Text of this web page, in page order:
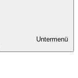
Untermenü